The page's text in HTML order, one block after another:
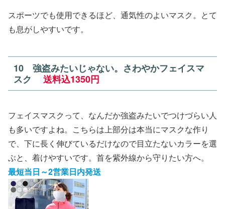
スポーツでも使用できるほど、通気性のよいマスク。とて
も息がしやすいです。
10 強盗みたいじゃない。さわやかフェイスマ
スク 送料込1350円
フェイスマスクって、なんだか強盗みたいでつけづらい人
も多いですよね。こちらは上部分は本当にマスクな作り
で、下に長く伸びているだけなので目立たないカラーを選
ぶと、着けやすいです。首を紫外線から守りたい方へ。
最短当日～2営業日内発送